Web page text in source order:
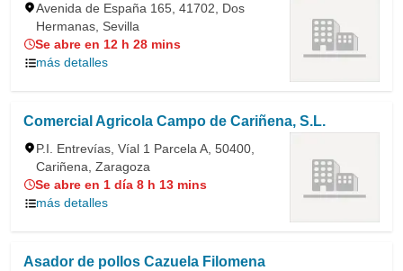
Avenida de España 165, 41702, Dos
Hermanas, Sevilla
Se abre en 12 h 28 mins
más detalles
Comercial Agricola Campo de Cariñena, S.L.
P.I. Entrevías, Víal 1 Parcela A, 50400,
Cariñena, Zaragoza
Se abre en 1 día 8 h 13 mins
más detalles
Asador de pollos Cazuela Filomena